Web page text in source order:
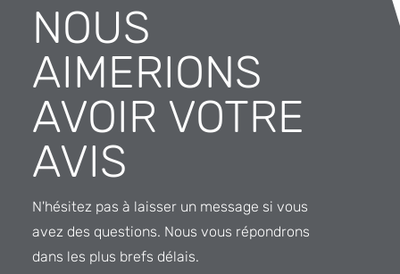
NOUS
AIMERIONS
AVOIR VOTRE
AVIS
N'hésitez pas à laisser un message si vous
avez des questions. Nous vous répondrons
dans les plus brefs délais.